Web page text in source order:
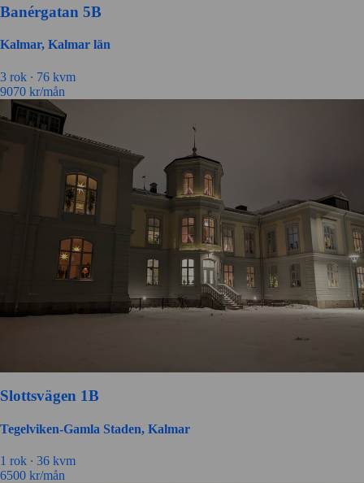
Banérgatan 5B
Kalmar, Kalmar län
3 rok ∙ 76 kvm
9070 kr/mån
Slottsvägen 1B
Tegelviken-Gamla Staden, Kalmar
1 rok ∙ 36 kvm
6500 kr/mån